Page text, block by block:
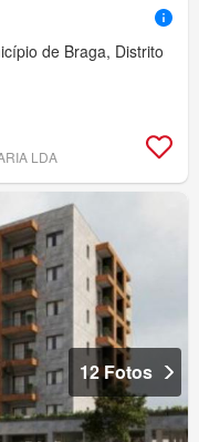
de Braga, Distrito
LDA
12 Fotos